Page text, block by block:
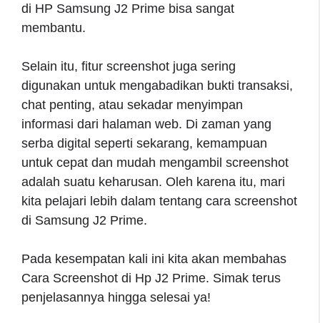
di HP Samsung J2 Prime bisa sangat
membantu.
Selain itu, fitur screenshot juga sering
digunakan untuk mengabadikan bukti transaksi,
chat penting, atau sekadar menyimpan
informasi dari halaman web. Di zaman yang
serba digital seperti sekarang, kemampuan
untuk cepat dan mudah mengambil screenshot
adalah suatu keharusan. Oleh karena itu, mari
kita pelajari lebih dalam tentang cara screenshot
di Samsung J2 Prime.
Pada kesempatan kali ini kita akan membahas
Cara Screenshot di Hp J2 Prime. Simak terus
penjelasannya hingga selesai ya!